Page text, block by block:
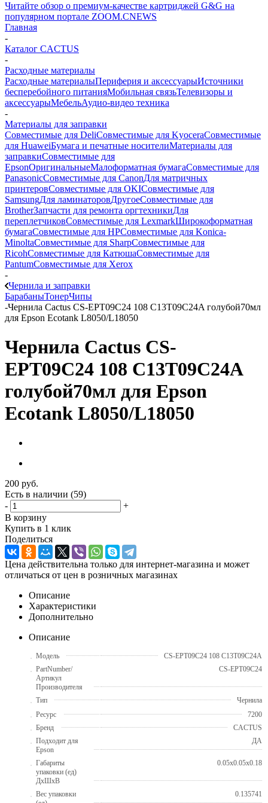
Читайте обзор о премиум-качестве картриджей G&G на
популярном портале ZOOM.CNEWS
Главная
-
Каталог CACTUS
-
Расходные материалы
Расходные материалыПериферия и аксессуарыИсточники
бесперебойного питанияМобильная связьТелевизоры и
аксессуарыМебельАудио-видео техника
-
Материалы для заправки
Совместимые для DeliСовместимые для KyoceraСовместимые
для HuaweiБумага и печатные носителиМатериалы для
заправкиСовместимые для
EpsonОригинальныеМалоформатная бумагаСовместимые для
PanasonicСовместимые для CanonДля матричных
принтеровСовместимые для OKIСовместимые для
SamsungДля ламинаторовДругоеСовместимые для
BrotherЗапчасти для ремонта оргтехникиДля
переплетчиковСовместимые для LexmarkШирокоформатная
бумагаСовместимые для HPСовместимые для Konica-
MinoltaСовместимые для SharpСовместимые для
RicohСовместимые для КатюшаСовместимые для
PantumСовместимые для Xerox
-
Чернила и заправки
БарабаныТонерЧипы
-Чернила Cactus CS-EPT09C24 108 C13T09C24A голубой70мл
для Epson Ecotank L8050/L18050
Чернила Cactus CS-
EPT09C24 108 C13T09C24A
голубой70мл для Epson
Ecotank L8050/L18050
200 руб.
Есть в наличии (59)
-
+
В корзину
Купить в 1 клик
Поделиться
Цена действительна только для интернет-магазина и может
отличаться от цен в розничных магазинах
Описание
Характеристики
Дополнительно
Описание
Модель
CS-EPT09C24 108 C13T09C24A
PartNumber/
Артикул
Производителя
CS-EPT09C24
Тип
Чернила
Ресурс
7200
Бренд
CACTUS
Подходит для
Epson
ДА
Габариты
упаковки (ед)
ДхШхВ
0.05x0.05x0.18
Вес упаковки
0.135741